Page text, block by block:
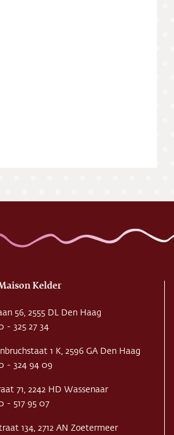
Kelder
56, 2555 DL Den Haag
- 325 27 34
1 K, 2596 GA Den Haag
- 324 94 09
71, 2242 HD Wassenaar
- 517 95 07
134, 2712 AN Zoetermeer